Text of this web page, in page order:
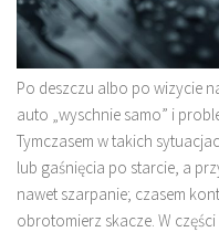
Po deszczu albo po wizycie
auto „wyschnie samo” i
Tymczasem w takich
lub gaśnięcia po starcie, a
nawet szarpanie; czasem
obrotomierz skacze. W